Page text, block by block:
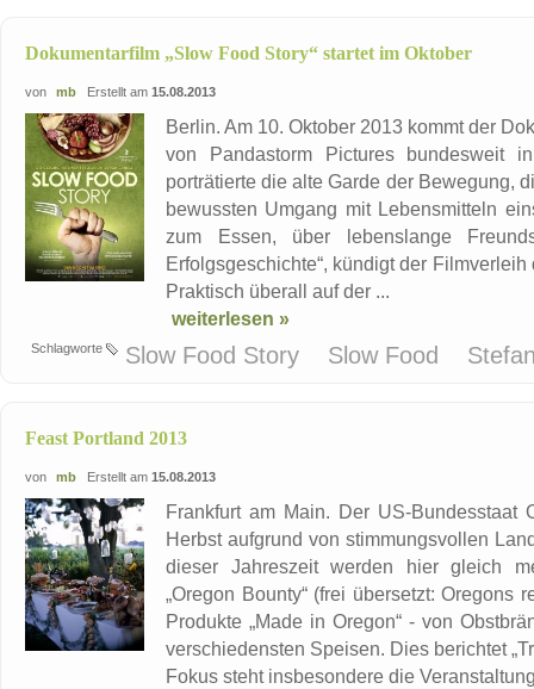
Dokumentarfilm „Slow Food Story“ startet im Oktober
von mb Erstellt am 15.08.2013
Berlin. Am 10. Oktober 2013 kommt der
von Pandastorm Pictures bundesweit
porträtierte die alte Garde der Bewegung,
bewussten Umgang mit Lebensmitteln
zum Essen, über lebenslange
Erfolgsgeschichte“, kündigt der
Praktisch überall auf der ...
weiterlesen »
Schlagworte Slow Food Story Slow Food
Feast Portland 2013
von mb Erstellt am 15.08.2013
Frankfurt am Main. Der US-
Herbst aufgrund von stimmungsvollen
dieser Jahreszeit werden hier gleich
„Oregon Bounty“ (frei übersetzt:
Produkte „Made in Oregon“ - von
verschiedensten Speisen. Dies berichtet
Fokus steht insbesondere die